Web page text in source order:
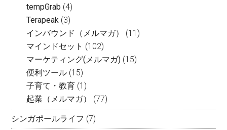
tempGrab (4)
Terapeak (3)
インバウンド（メルマガ）
(11)
マインドセット (102)
マーケティング(メルマガ) (15)
便利ツール (15)
子育て・教育 (1)
起業（メルマガ）
(77)
シンガポールライフ (7)